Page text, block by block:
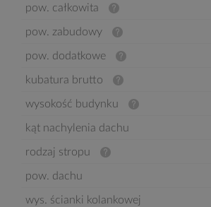
pow. całkowita
pow. zabudowy
pow. dodatkowe
kubatura brutto
wysokość budynku
kąt nachylenia dachu
rodzaj stropu
pow. dachu
wys. ścianki kolankowej